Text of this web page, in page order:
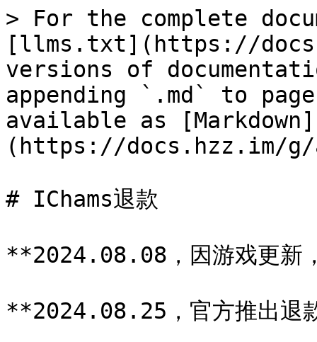
> For the complete
[llms.txt](https://
versions of
appending `.md` to
available as [Markdown]
(https://docs.hzz.im/g/
# IChams退款
**2024.08.08，因游戏更新
**2024.08.25，官方推出退